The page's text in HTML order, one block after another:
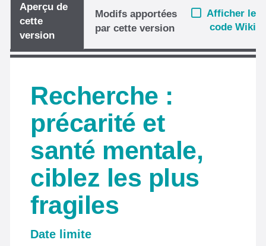
Aperçu de
cette
version
Modifs apportées
par cette version
Afficher le
code Wiki
Recherche :
précarité et
santé mentale,
ciblez les plus
fragiles
Date limite